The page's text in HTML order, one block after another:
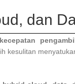
dan
kecepatan
kesulitan